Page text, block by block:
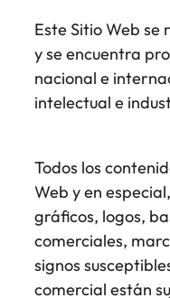
Este Sitio Web se
y se encuentra
nacional e
intelectual e
Todos los
Web y en
gráficos, logos,
comerciales,
signos
comercial están